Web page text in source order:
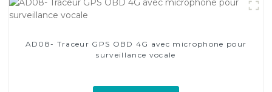
AD08- Traceur GPS OBD 4G avec microphone pour
surveillance vocale